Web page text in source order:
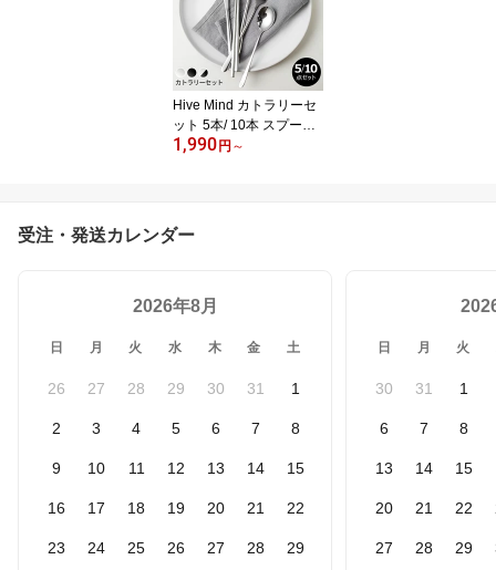
実用的 新生活 引っ越し
母の日 父の日 プレゼン
ト 贈り物
Hive Mind カトラリーセ
ット 5本/ 10本 スプーン
フォーク ナイフ お箸 デ
婚祝い 引っ越し祝い 食
洗機対応
1,990円 ～
受注・発送カレンダー
2026年8月
日 月 火 水 木 金 土
26 27 28 29 30 31 1
2 3 4 5 6 7 8
9 10 11 12 13 14 15
16 17 18 19 20 21 22
23 24 25 26 27 28 29
日 月 火
30 31 1
6 7 8
13 14 15
20 21 22
27 28 29